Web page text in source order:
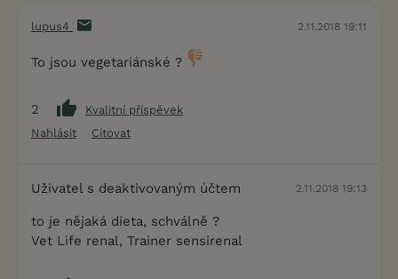
lupus4 2.11.2018 19:11
To jsou vegetariánské ?
2
Kvalitní příspěvek
Nahlásit
Citovat
Uživatel s deaktivovaným účtem 2.11.2018 19:13
to je nějaká dieta, schválně ?
Vet Life renal, Trainer sensirenal